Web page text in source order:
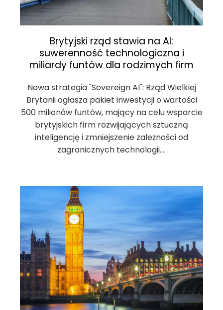
Brytyjski rząd stawia na AI:
suwerenność technologiczna i
miliardy funtów dla rodzimych firm
Nowa strategia "Sovereign AI": Rząd Wielkiej
Brytanii ogłasza pakiet inwestycji o wartości
500 milionów funtów, mający na celu wsparcie
brytyjskich firm rozwijających sztuczną
inteligencję i zmniejszenie zależności od
zagranicznych technologii.…